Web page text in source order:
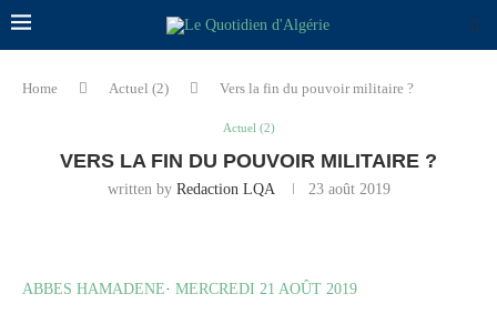
Home Actuel (2) Vers la fin du pouvoir militaire ?
Actuel (2)
VERS LA FIN DU POUVOIR MILITAIRE ?
written by Redaction LQA 23 août 2019
ABBES HAMADENE· MERCREDI 21 AOÛT 2019